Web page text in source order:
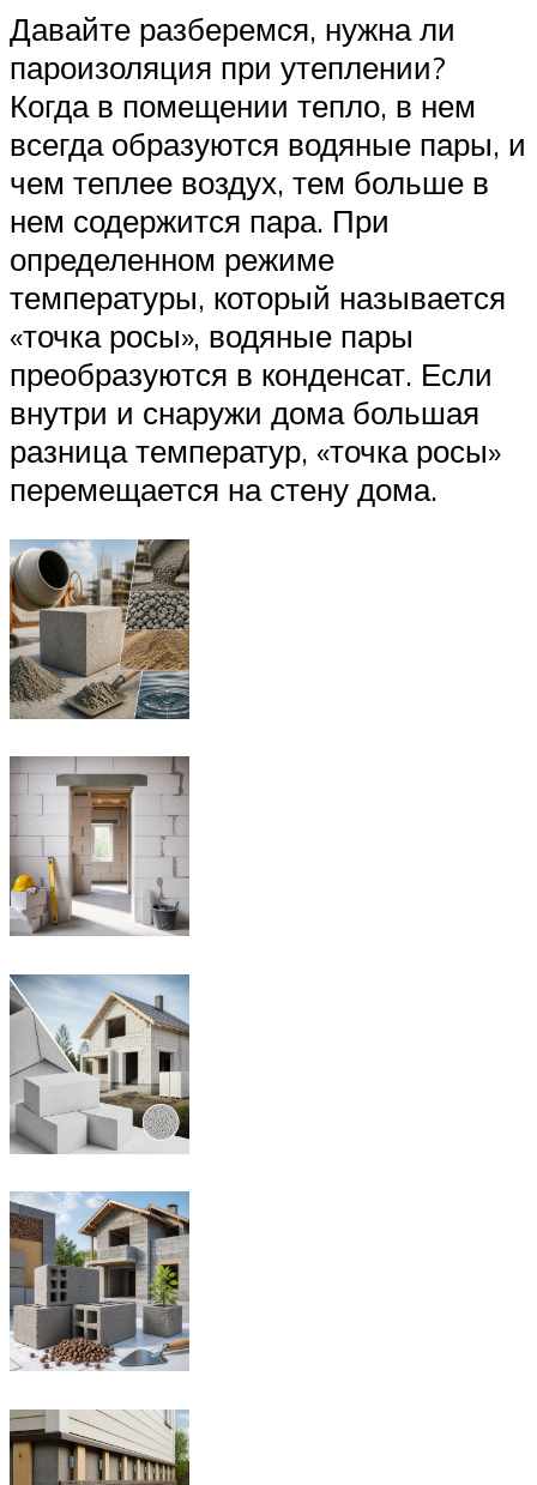
Давайте разберемся, нужна ли
пароизоляция при утеплении?
Когда в помещении тепло, в нем
всегда образуются водяные пары, и
чем теплее воздух, тем больше в
нем содержится пара. При
определенном режиме
температуры, который называется
«точка росы», водяные пары
преобразуются в конденсат. Если
внутри и снаружи дома большая
разница температур, «точка росы»
перемещается на стену дома.